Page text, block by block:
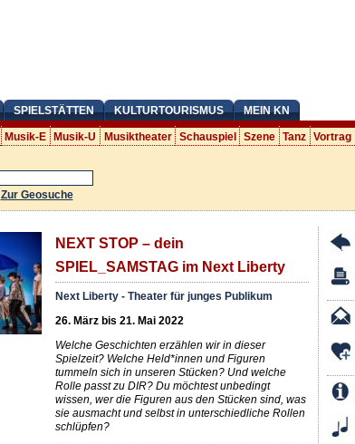
SPIELSTÄTTEN KULTURTOURISMUS MEIN KN
Musik-E Musik-U Musiktheater Schauspiel Szene Tanz Vortrag
Zur Geosuche
NEXT STOP – dein
SPIEL_SAMSTAG im Next Liberty
Next Liberty - Theater für junges Publikum
26. März bis 21. Mai 2022
Welche Geschichten erzählen wir in dieser
Spielzeit? Welche Held*innen und Figuren
tummeln sich in unseren Stücken? Und welche
Rolle passt zu DIR? Du möchtest unbedingt
wissen, wer die Figuren aus den Stücken sind, was
sie ausmacht und selbst in unterschiedliche Rollen
schlüpfen?